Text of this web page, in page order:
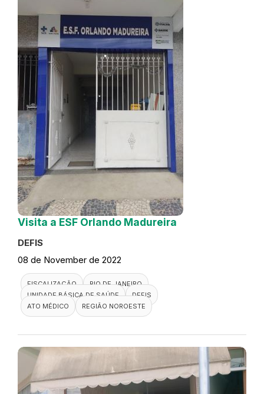
Visita a ESF Orlando Madureira
DEFIS
08 de November de 2022
FISCALIZAÇÃO
RIO DE JANEIRO
UNIDADE BÁSICA DE SAÚDE
DEFIS
ATO MÉDICO
REGIÃO NOROESTE